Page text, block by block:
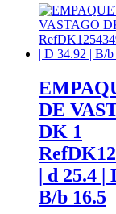
DE
DK 1
| d 25.4 |
B/b 16.5
nuestra página.
Si rechaza estas
cookies,
algunas
desaparecerán
de la web. Si
las aceptas, nos
serás de gran
ayuda.
Marketing
Al compartir